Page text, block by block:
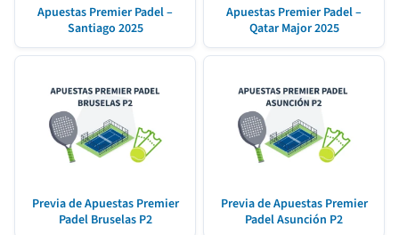
Apuestas Premier Padel –
Santiago 2025
Apuestas Premier Padel –
Qatar Major 2025
Previa de Apuestas Premier
Padel Bruselas P2
Previa de Apuestas Premier
Padel Asunción P2